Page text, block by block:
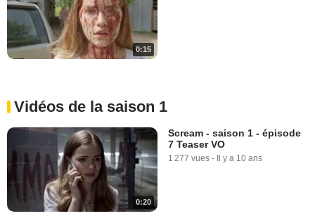
0:15
Vidéos de la saison 1
0:20
Scream - saison 1 - épisode
7 Teaser VO
1 277 vues - Il y a 10 ans